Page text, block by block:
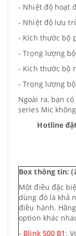
- Nhiệt độ hoạt
- Nhiệt độ lưu
- Kích thước bộ
- Trọng lượng
- Kích thước bộ
- Trọng lượng
Ngoài ra, bạn
series Mic
Hotline
Box thông tin:
Một điều đặc
dùng đó là khả
điều hành.
option khác
- Blink 500 B1 :